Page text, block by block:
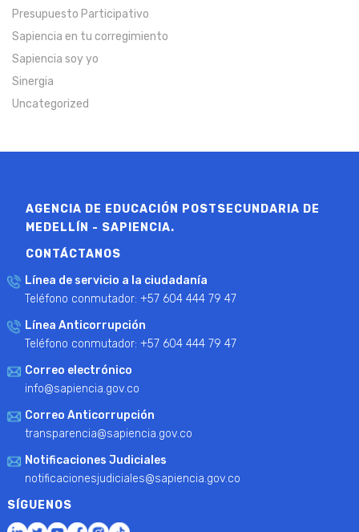
Presupuesto Participativo
Sapiencia en tu corregimiento
Sapiencia soy yo
Sinergia
Uncategorized
AGENCIA DE EDUCACIÓN POSTSECUNDARIA DE
MEDELLÍN - SAPIENCIA.
CONTÁCTANOS
Línea de servicio a la ciudadanía
Teléfono conmutador: +57 604 444 79 47
Línea Anticorrupción
Teléfono conmutador: +57 604 444 79 47
Correo electrónico
info@sapiencia.gov.co
Correo Anticorrupción
transparencia@sapiencia.gov.co
Notificaciones Judiciales
notificacionesjudiciales@sapiencia.gov.co
SÍGUENOS